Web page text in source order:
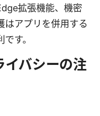
拡張機能、機密
はアプリを併用する
す。
イバシーの注